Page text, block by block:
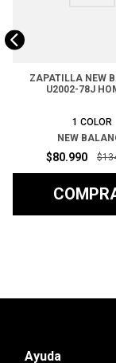
ZAPATILLA NEW
U2002-78J
1 COLOR
NEW
$80.990 $
Ayuda